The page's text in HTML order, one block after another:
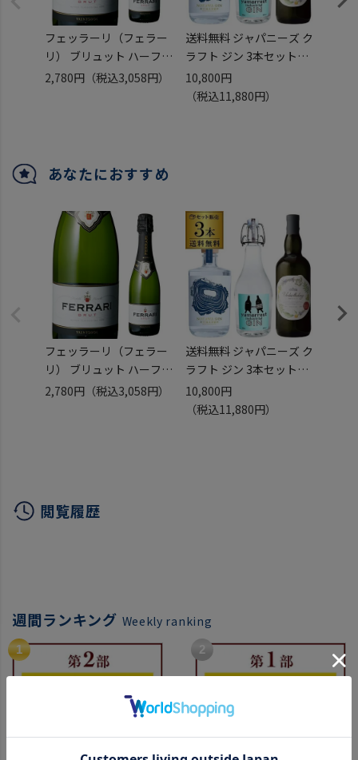
フェッラーリ（フェラー
リ） ブリュット ハーフ
正規品 スパークリング 浜
2,780円 （税込3,058円）
送料無料 ジャパニーズ ク
ラフト ジン 3本セット
Motoki蒸研 ヤマレスト
野沢温泉蒸留所 NOZAWA
10,800円
（税込11,880円）
あなたにおすすめ
フェッラーリ（フェラー
リ） ブリュット ハーフ
正規品 スパークリング 浜
2,780円 （税込3,058円）
送料無料 ジャパニーズ ク
ラフト ジン 3本セット
Motoki蒸研 ヤマレスト
野沢温泉蒸留所 NOZAWA
10,800円
（税込11,880円）
閲覧履歴
週間ランキング Weekly ranking